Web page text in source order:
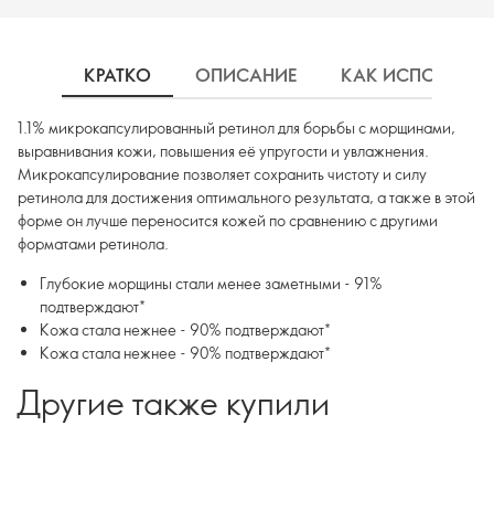
КРАТКО ОПИСАНИЕ КАК
1.1% микрокапсулированный ретинол для борьбы с морщинами,
выравнивания кожи, повышения её упругости и увлажнения.
Микрокапсулирование позволяет сохранить чистоту и силу
ретинола для достижения оптимального результата, а также в этой
форме он лучше переносится кожей по сравнению с другими
форматами ретинола.
Глубокие морщины стали менее заметными - 91%
подтверждают*
Кожа стала нежнее - 90% подтверждают*
Кожа стала нежнее - 90% подтверждают*
Другие также купили